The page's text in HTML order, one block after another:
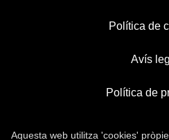
Política de
Avís
Política de
Aquesta web utilitza 'cookies'